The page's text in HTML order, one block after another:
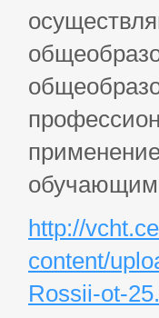
http://
content/
Rossii-ot-